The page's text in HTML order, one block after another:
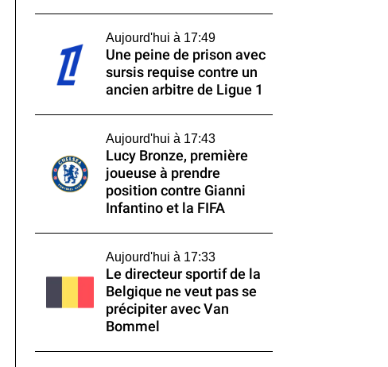
Aujourd'hui à 17:49
Une peine de prison avec
sursis requise contre un
ancien arbitre de Ligue 1
Aujourd'hui à 17:43
Lucy Bronze, première
joueuse à prendre
position contre Gianni
Infantino et la FIFA
Aujourd'hui à 17:33
Le directeur sportif de la
Belgique ne veut pas se
précipiter avec Van
Bommel